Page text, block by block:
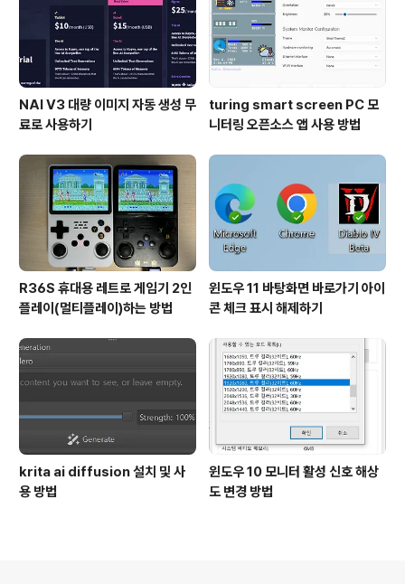
NAI V3 대량 이미지 자동 생성 무
료로 사용하기
turing smart screen PC 모
니터링 오픈소스 앱 사용 방법
R36S 휴대용 레트로 게임기 2인
플레이(멀티플레이)하는 방법
윈도우 11 바탕화면 바로가기 아이
콘 체크 표시 해제하기
krita ai diffusion 설치 및 사
용 방법
윈도우 10 모니터 활성 신호 해상
도 변경 방법